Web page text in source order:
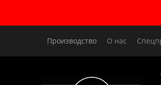
Производство О нас